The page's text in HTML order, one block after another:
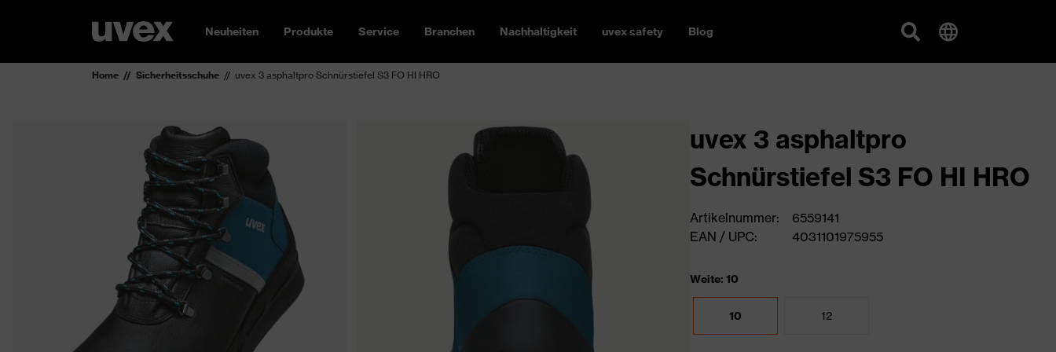
Neuheiten Produkte Service Branchen Nachhaltigkeit uvex safety Blog
Home Sicherheitsschuhe uvex 3 asphaltpro Schnürstiefel S3 FO HI HRO
uvex 3 asphaltpro
Schnürstiefel S3 FO HI HRO
Artikelnummer:
6559141
EAN / UPC:
4031101975955
Weite: 10
10 12